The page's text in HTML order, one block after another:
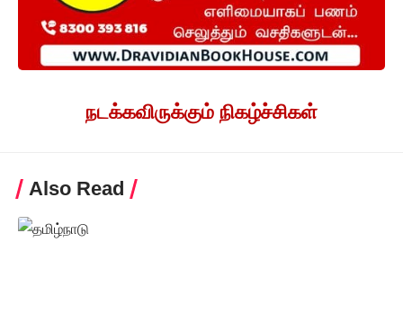
நடக்கவிருக்கும் நிகழ்ச்சிகள்
Also Read